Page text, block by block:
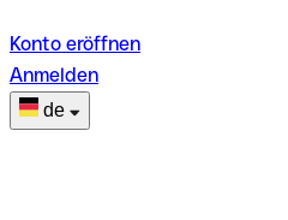
Konto eröffnen
Anmelden
de